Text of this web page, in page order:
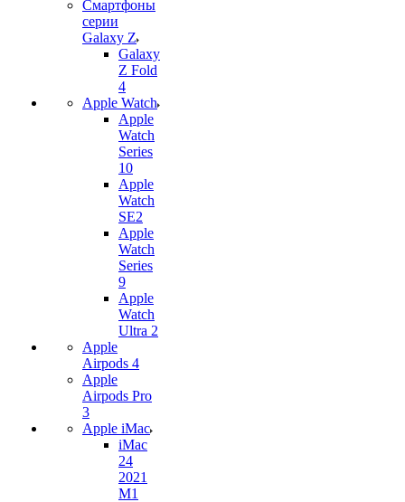
Смартфоны
серии
Galaxy Z
Galaxy
Z Fold
4
Apple Watch
Apple
Watch
Series
10
Apple
Watch
SE2
Apple
Watch
Series
9
Apple
Watch
Ultra 2
Apple
Airpods 4
Apple
Airpods Pro
3
Apple iMac
iMac
24
2021
M1